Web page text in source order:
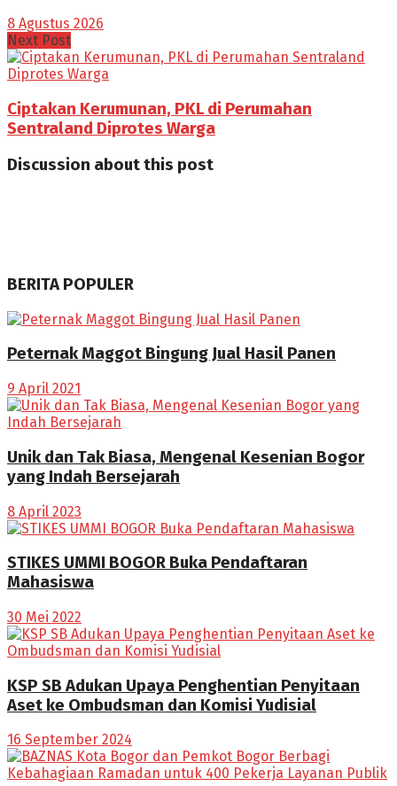
8 Agustus 2026
Next Post
Ciptakan Kerumunan, PKL di Perumahan
Sentraland Diprotes Warga
Discussion about this post
BERITA POPULER
Peternak Maggot Bingung Jual Hasil Panen
9 April 2021
Unik dan Tak Biasa, Mengenal Kesenian Bogor
yang Indah Bersejarah
8 April 2023
STIKES UMMI BOGOR Buka Pendaftaran
Mahasiswa
30 Mei 2022
KSP SB Adukan Upaya Penghentian Penyitaan
Aset ke Ombudsman dan Komisi Yudisial
16 September 2024